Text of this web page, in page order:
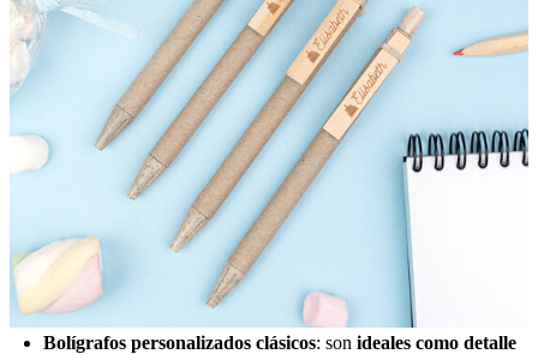
Bolígrafos personalizados clásicos: son ideales como detalle